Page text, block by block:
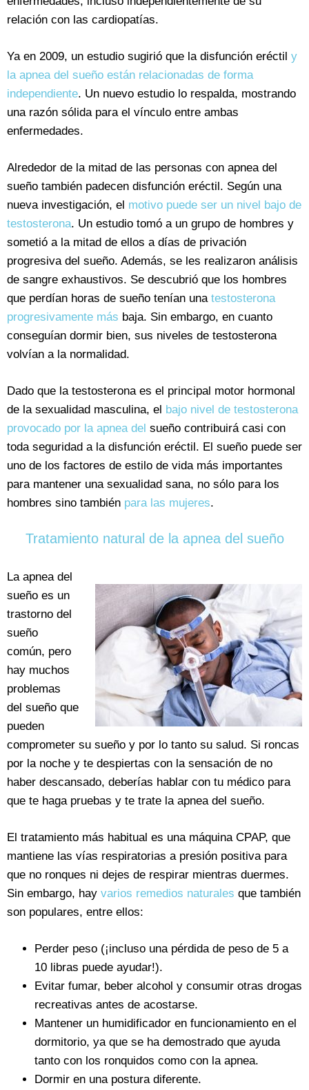
relación con las cardiopatías.
Ya en 2009, un estudio sugirió que la disfunción eréctil y
la apnea del sueño están relacionadas de forma
independiente. Un nuevo estudio lo respalda, mostrando
una razón sólida para el vínculo entre ambas
enfermedades.
Alrededor de la mitad de las personas con apnea del
sueño también padecen disfunción eréctil. Según una
nueva investigación, el motivo puede ser un nivel bajo de
testosterona. Un estudio tomó a un grupo de hombres y
sometió a la mitad de ellos a días de privación
progresiva del sueño. Además, se les realizaron análisis
de sangre exhaustivos. Se descubrió que los hombres
que perdían horas de sueño tenían una testosterona
progresivamente más baja. Sin embargo, en cuanto
conseguían dormir bien, sus niveles de testosterona
volvían a la normalidad.
Dado que la testosterona es el principal motor hormonal
de la sexualidad masculina, el bajo nivel de testosterona
provocado por la apnea del sueño contribuirá casi con
toda seguridad a la disfunción eréctil. El sueño puede ser
uno de los factores de estilo de vida más importantes
para mantener una sexualidad sana, no sólo para los
hombres sino también para las mujeres.
Tratamiento natural de la apnea del sueño
La apnea del
sueño es un
trastorno del
sueño
común, pero
hay muchos
problemas
del sueño que
pueden
comprometer su sueño y por lo tanto su salud. Si roncas
por la noche y te despiertas con la sensación de no
haber descansado, deberías hablar con tu médico para
que te haga pruebas y te trate la apnea del sueño.
El tratamiento más habitual es una máquina CPAP, que
mantiene las vías respiratorias a presión positiva para
que no ronques ni dejes de respirar mientras duermes.
Sin embargo, hay varios remedios naturales que también
son populares, entre ellos:
Perder peso (¡incluso una pérdida de peso de 5 a
10 libras puede ayudar!).
Evitar fumar, beber alcohol y consumir otras drogas
recreativas antes de acostarse.
Mantener un humidificador en funcionamiento en el
dormitorio, ya que se ha demostrado que ayuda
tanto con los ronquidos como con la apnea.
Dormir en una postura diferente.